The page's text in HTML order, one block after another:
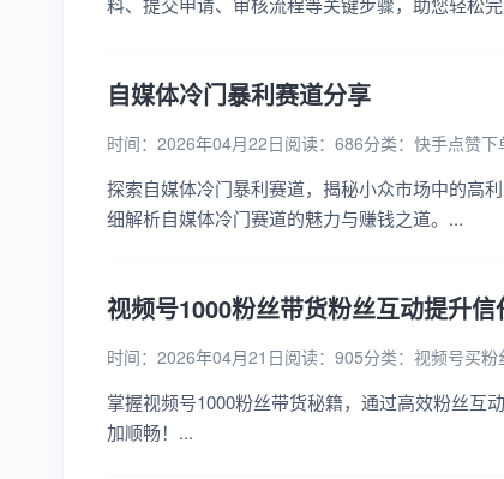
自媒体冷门暴利赛道分享
时间：2026年04月22日阅读：686分类： 快手点赞下
探索自媒体冷门暴利赛道，揭秘小众市场中的高
细解析自媒体冷门赛道的魅力与赚钱之道。...
视频号1000粉丝带货粉丝互动提升
时间：2026年04月21日阅读：905分类： 视频号买粉
掌握视频号1000粉丝带货秘籍，通过高效粉丝互
加顺畅！...